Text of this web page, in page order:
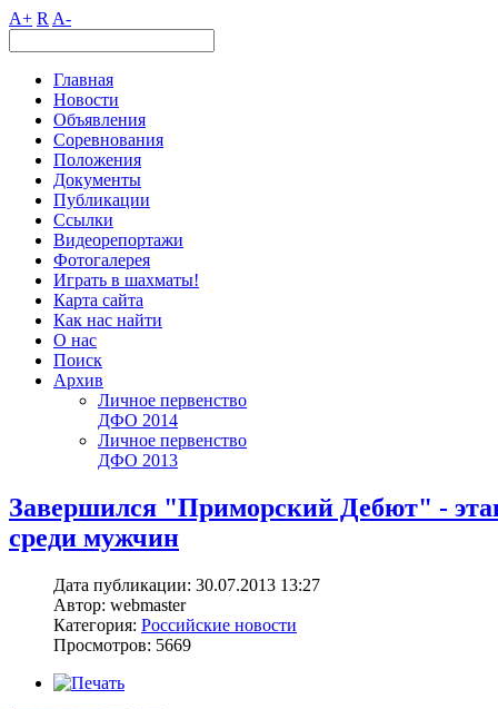
A+ R A-
Главная
Новости
Объявления
Соревнования
Положения
Документы
Публикации
Ссылки
Видеорепортажи
Фотогалерея
Играть в шахматы!
Карта сайта
Как нас найти
О нас
Поиск
Архив
Личное первенство
ДФО 2014
Личное первенство
ДФО 2013
Завершился "Приморский Дебют" -
среди мужчин
Дата публикации: 30.07.2013 13:27
Автор: webmaster
Категория: Российские новости
Просмотров: 5669